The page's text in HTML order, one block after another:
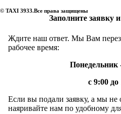
Заполните заявку и
Ждите наш ответ. Мы Вам
рабочее время:
Понедельник
с 9:00 до
Если вы подали заявку, а мы не
наяривайте нам по удобному
© TAXI 3933.Все права защищены